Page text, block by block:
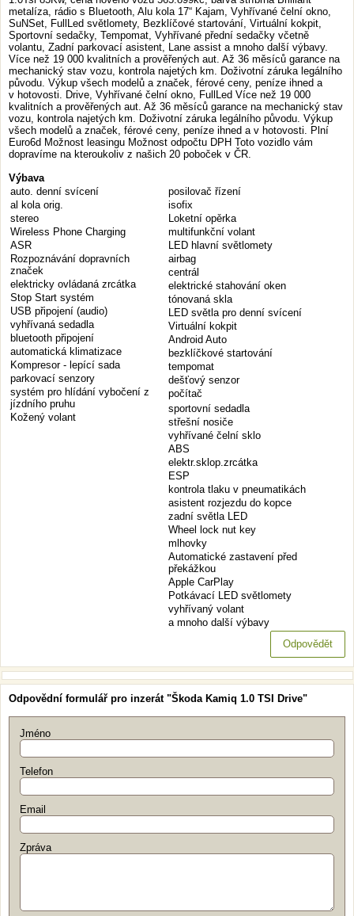
metalíza, rádio s Bluetooth, Alu kola 17“ Kajam, Vyhřívané čelní okno,
SuNSet, FullLed světlomety, Bezklíčové startování, Virtuální kokpit,
Sportovní sedačky, Tempomat, Vyhřívané přední sedačky včetně
volantu, Zadní parkovací asistent, Lane assist a mnoho další výbavy.
Více než 19 000 kvalitních a prověřených aut. Až 36 měsíců garance na
mechanický stav vozu, kontrola najetých km. Doživotní záruka legálního
původu. Výkup všech modelů a značek, férové ceny, peníze ihned a
v hotovosti. Drive, Vyhřívané čelní okno, FullLed Více než 19 000
kvalitních a prověřených aut. Až 36 měsíců garance na mechanický stav
vozu, kontrola najetých km. Doživotní záruka legálního původu. Výkup
všech modelů a značek, férové ceny, peníze ihned a v hotovosti. Plní
Euro6d Možnost leasingu Možnost odpočtu DPH Toto vozidlo vám
dopravíme na kteroukoliv z našich 20 poboček v ČR.
Výbava
auto. denní svícení
al kola orig.
stereo
Wireless Phone Charging
ASR
Rozpoznávání dopravních
značek
elektricky ovládaná zrcátka
Stop Start systém
USB připojení (audio)
vyhřívaná sedadla
bluetooth připojení
automatická klimatizace
Kompresor - lepící sada
parkovací senzory
systém pro hlídání vybočení z
jízdního pruhu
Kožený volant
posilovač řízení
isofix
Loketní opěrka
multifunkční volant
LED hlavní světlomety
airbag
centrál
elektrické stahování oken
tónovaná skla
LED světla pro denní svícení
Virtuální kokpit
Android Auto
bezklíčkové startování
tempomat
dešťový senzor
počítač
sportovní sedadla
střešní nosiče
vyhřívané čelní sklo
ABS
elektr.sklop.zrcátka
ESP
kontrola tlaku v pneumatikách
asistent rozjezdu do kopce
zadní světla LED
Wheel lock nut key
mlhovky
Automatické zastavení před
překážkou
Apple CarPlay
Potkávací LED světlomety
vyhřívaný volant
a mnoho další výbavy
Odpovědět
Odpovědní formulář pro inzerát "Škoda Kamiq 1.0 TSI Drive"
Jméno
Telefon
Email
Zpráva